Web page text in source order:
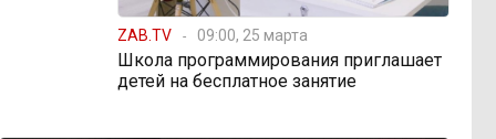
ZAB.TV 09:00, 25 марта
Школа программирования приглашает
детей на бесплатное занятие